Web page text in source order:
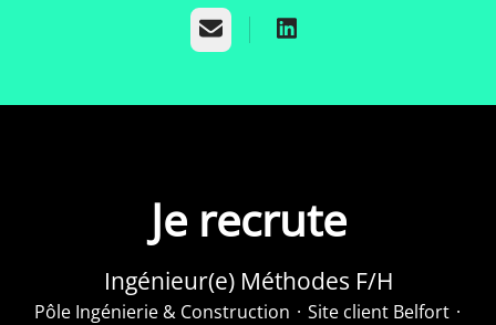
E-mail
Je recrute
Ingénieur(e) Méthodes F/H
Pôle Ingénierie & Construction · Site client Belfort ·